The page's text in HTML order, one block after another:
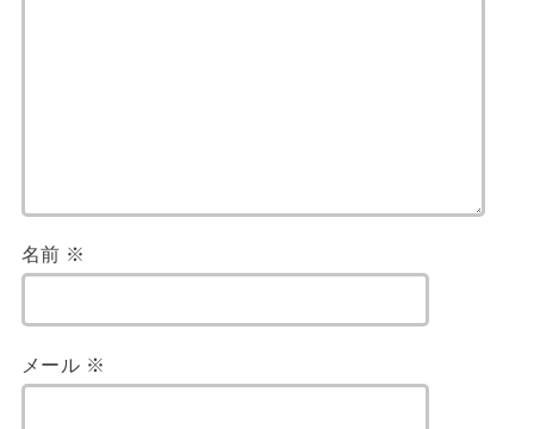
名前 ※
メール ※